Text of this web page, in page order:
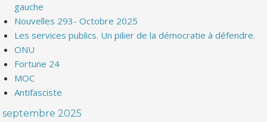
gauche
Nouvelles 293- Octobre 2025
Les services publics. Un pilier de la démocratie à défendre.
ONU
Fortune 24
MOC
Antifasciste
septembre 2025